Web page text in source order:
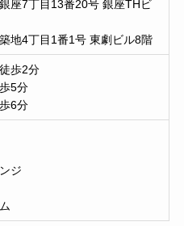
座7丁目13番20号 銀座THビ
地4丁目1番1号 東劇ビル8階
歩2分
5分
6分
ジ